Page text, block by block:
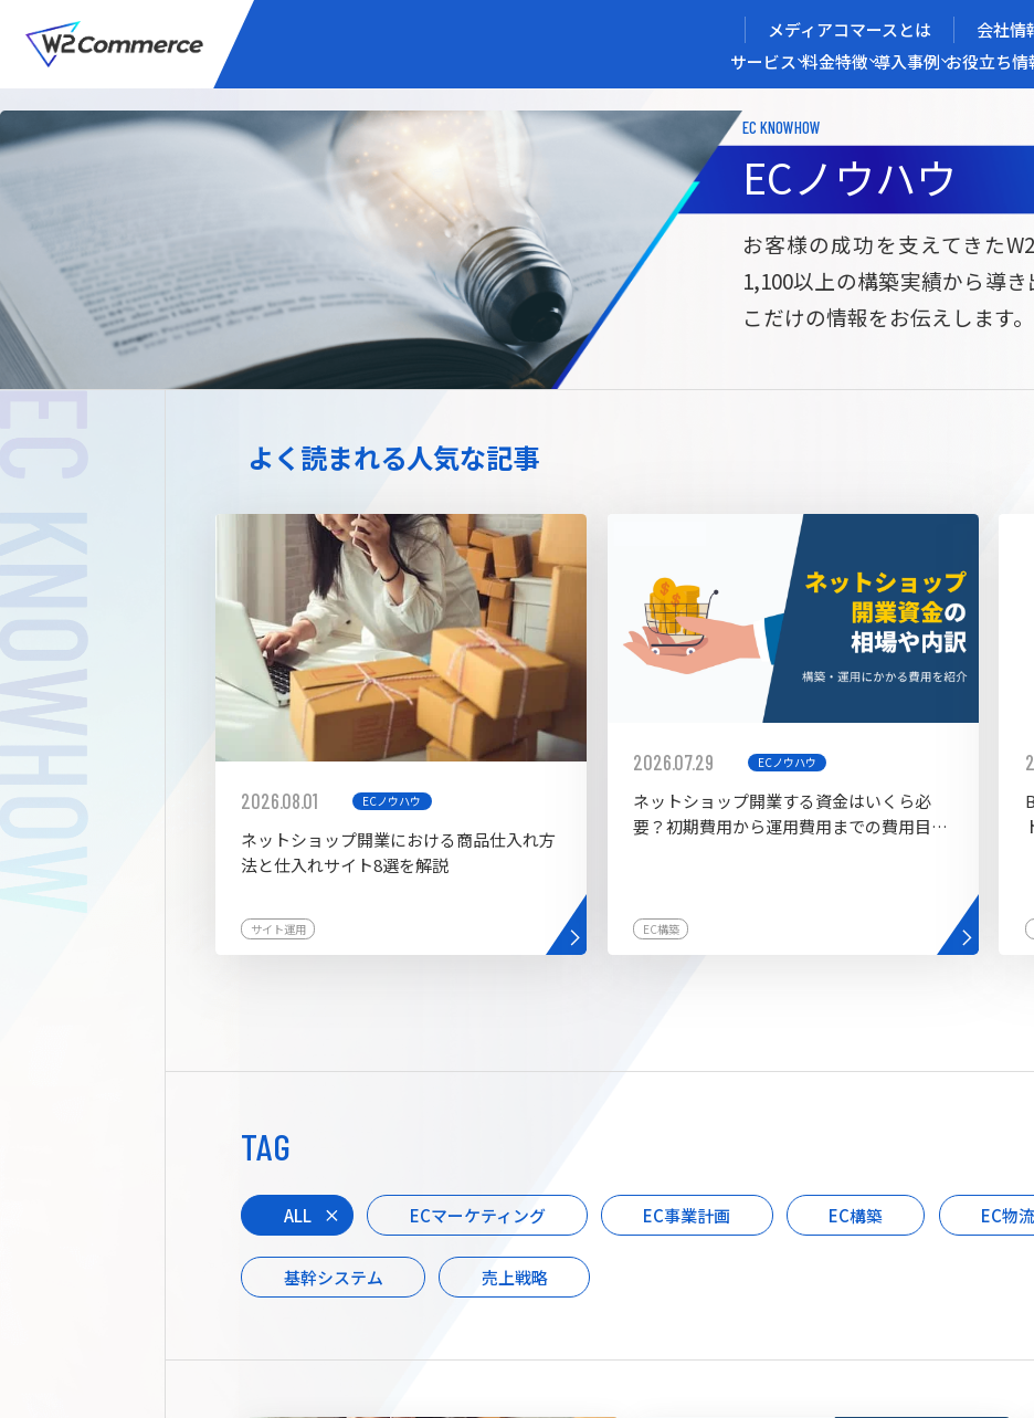
メディアコマースとは 会社情
サービス 料金特徴 導入事例 お役立ち情
メディアコマースを実現する
サービス
BtoC向けECサイト構築
W2Commerce
Unified
サブスク/定期通販ECサイト構築
Commerce
BtoB向け
W2
拡張プラグイン一覧 AIカスタマイズ開発 AI buddy
メディアコマースとは 選ばれる理由 開発力/支援体制
導入企業インタビュー
お役立ち資料
EC KNOWHOW
ECノウハウ
お客様の成功を支えてきた
1,100以上の構築実績から導
こだけの情報をお伝えします。
よく読まれる人気な記事
2026.08.01 ECノウハウ
ネットショップ開業における商品仕入れ方
法と仕入れサイト8選を解説
サイト運用
2026.07.29 ECノウハウ
ネットショップ開業する資金はいくら必
要？初期費用から運用費用までの費用目安
EC構築
TAG
ALL ECマーケティング EC事業計画 EC構築 EC物流
基幹システム 売上戦略